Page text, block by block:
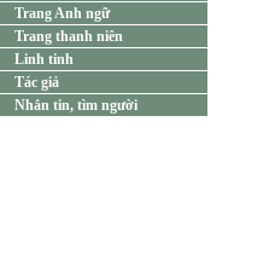
Trang Anh ngữ
Trang thanh niên
Linh tinh
Tác giả
Nhắn tin, tìm người